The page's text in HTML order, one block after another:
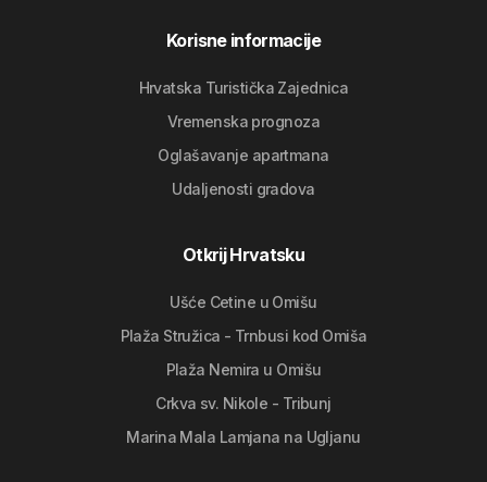
Korisne informacije
Hrvatska Turistička Zajednica
Vremenska prognoza
Oglašavanje apartmana
Udaljenosti gradova
Otkrij Hrvatsku
Ušće Cetine u Omišu
Plaža Stružica - Trnbusi kod Omiša
Plaža Nemira u Omišu
Crkva sv. Nikole - Tribunj
Marina Mala Lamjana na Ugljanu